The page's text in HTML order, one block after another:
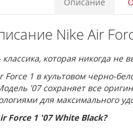
Nike Air
которая никогда не
1 в культовом черно-
'07 сохраняет все
для максимального
Force 1 '07 White Black?